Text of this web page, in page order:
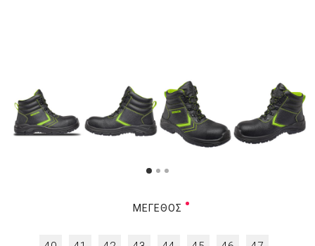
ΜΈΓΕΘΟΣ